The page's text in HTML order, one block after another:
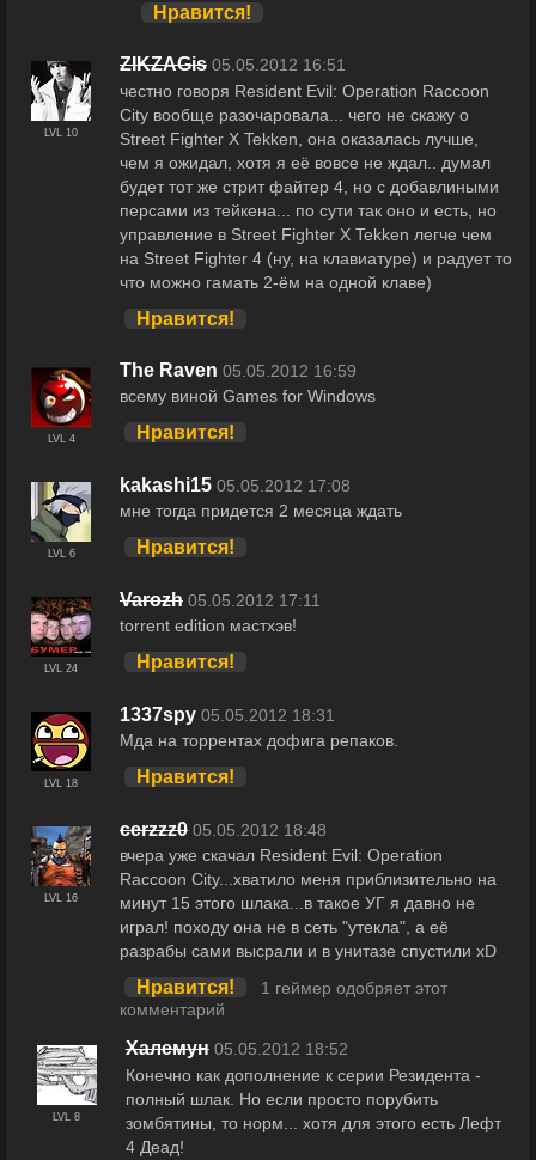
Нравится!
LVL 10
ZIKZAGis 05.05.2012 16:51
честно говоря Resident Evil: Operation Raccoon
City вообще разочаровала... чего не скажу о
Street Fighter X Tekken, она оказалась лучше,
чем я ожидал, хотя я её вовсе не ждал.. думал
будет тот же стрит файтер 4, но с добавлиными
персами из тейкена... по сути так оно и есть, но
управление в Street Fighter X Tekken легче чем
на Street Fighter 4 (ну, на клавиатуре) и радует то
что можно гамать 2-ём на одной клаве)
Нравится!
LVL 4
The Raven 05.05.2012 16:59
всему виной Games for Windows
Нравится!
LVL 6
kakashi15 05.05.2012 17:08
мне тогда придется 2 месяца ждать
Нравится!
LVL 24
Varozh 05.05.2012 17:11
torrent edition мастхэв!
Нравится!
LVL 18
1337spy 05.05.2012 18:31
Мда на торрентах дофига репаков.
Нравится!
LVL 16
cerzzz0 05.05.2012 18:48
вчера уже скачал Resident Evil: Operation
Raccoon City...хватило меня приблизительно на
минут 15 этого шлака...в такое УГ я давно не
играл! походу она не в сеть "утекла", а её
разрабы сами высрали и в унитазе спустили xD
Нравится!
1 геймер одобряет этот
комментарий
LVL 8
Халемун 05.05.2012 18:52
Конечно как дополнение к серии Резидента -
полный шлак. Но если просто порубить
зомбятины, то норм... хотя для этого есть Лефт
4 Деад!